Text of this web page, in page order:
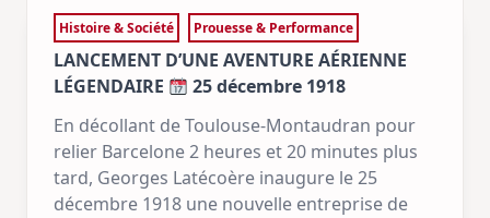
Histoire & Société Prouesse & Performance
LANCEMENT D’UNE AVENTURE AÉRIENNE
LÉGENDAIRE
25 décembre 1918
En décollant de Toulouse-Montaudran pour
relier Barcelone 2 heures et 20 minutes plus
tard, Georges Latécoère inaugure le 25
décembre 1918 une nouvelle entreprise de